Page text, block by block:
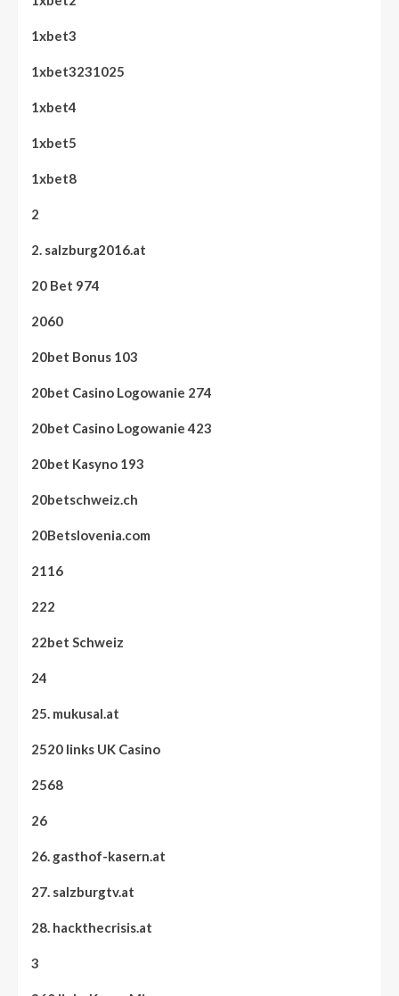
1xbet3
1xbet3231025
1xbet4
1xbet5
1xbet8
2
2. salzburg2016.at
20 Bet 974
2060
20bet Bonus 103
20bet Casino Logowanie 274
20bet Casino Logowanie 423
20bet Kasyno 193
20betschweiz.ch
20Betslovenia.com
2116
222
22bet Schweiz
24
25. mukusal.at
2520 links UK Casino
2568
26
26. gasthof-kasern.at
27. salzburgtv.at
28. hackthecrisis.at
3